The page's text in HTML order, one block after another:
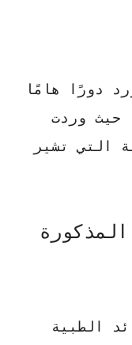
دورًا هامًا
حيث وردت
التي تشير
الطبية